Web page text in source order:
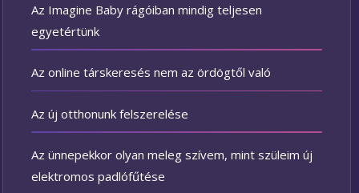
Az Imagine Baby rágóiban mindig teljesen
egyetértünk
Az online társkeresés nem az ördögtől való
Az új otthonunk felszerelése
Az ünnepekkor olyan meleg szívem, mint szüleim új
elektromos padlófűtése